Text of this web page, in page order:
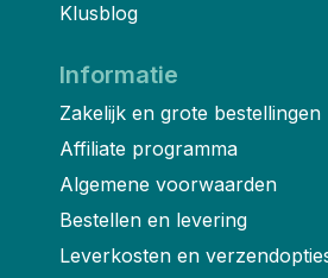
Klusblog
Informatie
Zakelijk en grote bestellingen
Affiliate programma
Algemene voorwaarden
Bestellen en levering
Leverkosten en